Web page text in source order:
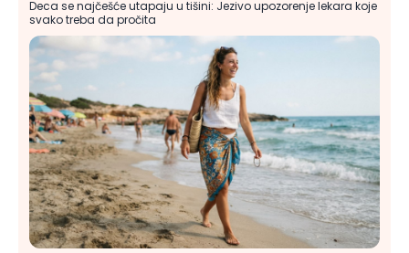
Deca se najčešće utapaju u tišini: Jezivo upozorenje lekara koje
svako treba da pročita